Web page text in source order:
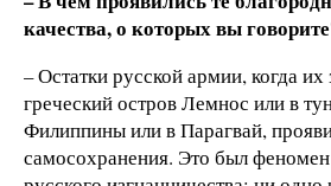
качества, о которых вы
– Остатки русской армии, когда их
греческий остров Лемнос или в
Филиппины или в Парагвай,
самосохранения. Это был